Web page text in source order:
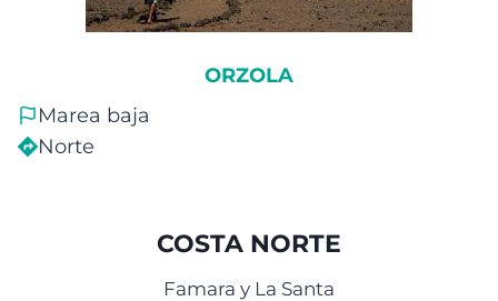
ORZOLA
Marea baja
Norte
COSTA NORTE
Famara y La Santa